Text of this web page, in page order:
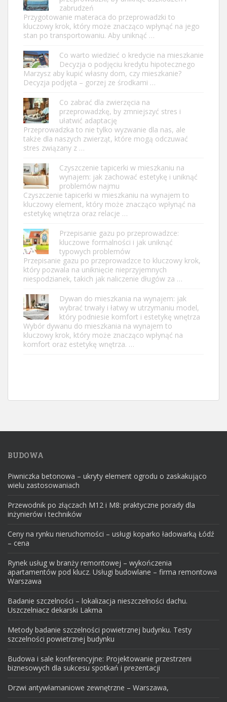
zabrudzeń
Przygotowanie materaca do przeprowadzki to
kluczowy krok, który może znacząco wpłynąć na jego
stan po transportowaniu. Aby uniknąć …
Co warto wiedzieć o kredycie na mieszkanie
Decyzja o podjęciu kredytu hipotecznego
Marzysz aby kupić własny dom, czy mieszkanie?
Decyzja podjęta – gorzej ze środkami …
Co zabrać dla zwierzęcia na
przeprowadzkę, by zmniejszyć stres i
ułatwić adaptację
Przeprowadzka to nie tylko wyzwanie dla nas, ale
także dla naszych zwierząt, które mogą odczuwać
stres związany z …
Czyszczenie tapicerki w mieszkaniu na
wynajem: jak zachować estetykę i uniknąć
problemów najmu
Czyszczenie tapicerki w mieszkaniu na wynajem to
kluczowy element, który może znacząco wpłynąć na
estetykę wnętrza oraz relacje …
Przepisanie gazu po przeprowadzce:
kluczowe formalności i jak uniknąć
typowych problemów
Przepisanie gazu po przeprowadzce to kluczowy krok,
który pozwala na uniknięcie nieprzyjemnych
niespodzianek, takich jak naliczenie długów za …
Dywan do mieszkania na wynajem: jak
wybrać trwały i łatwy w utrzymaniu model,
który podniesie komfort i estetykę wnętrza
Wybór dywanu do mieszkania na wynajem to
kluczowy krok, który może znacząco wpłynąć na
komfort oraz estetykę wnętrza. …
BUDOWA
Piwniczka betonowa – ukryty element ogrodu o zaskakująco
wielu zastosowaniach
Przewodnik po złączach M12 i M8: praktyczne porady dla
inżynierów i techników
Ceny na rynku nieruchomości – usługi koparko ładowarką Łódź
– cena
Rynek usług w branży remontowej – wykończenia
apartamentów pod klucz. Usługi budowlane – firma remontowa
Warszawa
Badanie szczelności – lokalizacja nieszczelności dachu.
Uszczelniacz dekarski Lakma
Metody badanie szczelności powietrznej budynku. Testy
szczelności powietrznej budynku
Budowa i sale konferencyjne: Projektowanie przestrzeni
biznesowych dla sukcesu spotkań i prezentacji
Drzwi antywłamaniowe zewnętrzne – Warszawa,